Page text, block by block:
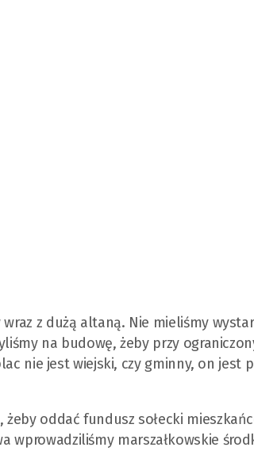
z dużą altaną. Nie mieliśmy
na budowę, żeby przy
nie jest wiejski, czy gminny, on jest
oddać fundusz sołecki
wprowadziliśmy marszałkowskie